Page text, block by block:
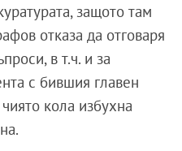
защото там
отказа да отговаря
в т.ч. и за
с бившия главен
кола избухна